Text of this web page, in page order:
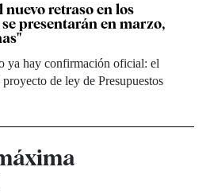
retraso en los
presentarán en marzo,
ya hay confirmación oficial: el
de ley de Presupuestos